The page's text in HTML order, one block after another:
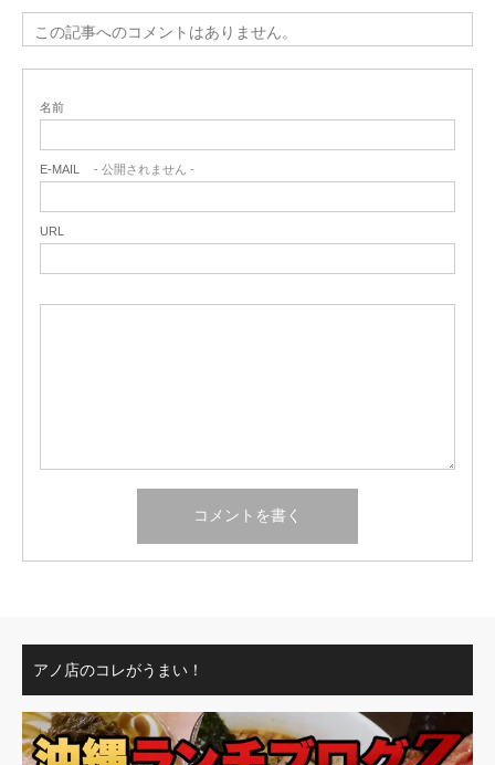
この記事へのコメントはありません。
名前
E-MAIL - 公開されません -
URL
アノ店のコレがうまい！